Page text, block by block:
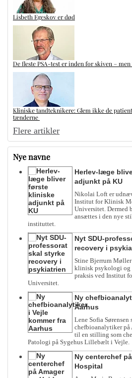
Lisbeth Egeskov er død
De fleste PSA-test er inden for skiven –
Kliniske tandteknikere: Glem ikke de
tænderne
Flere artikler
Nye navne
Herlev-læge
adjunkt på KU
Nikolai Loft er
Institut for Klinisk
Universitet. Dermed
ansættes i den nye
instituttet.
Nyt SDU-
recovery i
Stine Bjerrum
klinisk psykologi og
praksis ved Institut
Universitet.
Ny
Aarhus
Lene Sofia
chefbioanalytiker på
til en stilling som
Patologi på Sygehus Lillebælt i Vejle.
Ny centerchef
Hospital